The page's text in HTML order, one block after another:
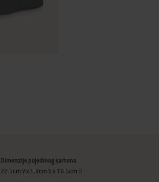
Dimenzije pojedinog kartona
22.5cm V x 5.8cm Š x 16.5cm D